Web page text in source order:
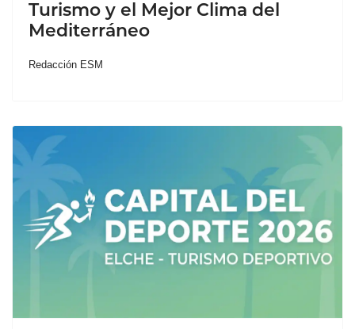
Turismo y el Mejor Clima del
Mediterráneo
Redacción ESM